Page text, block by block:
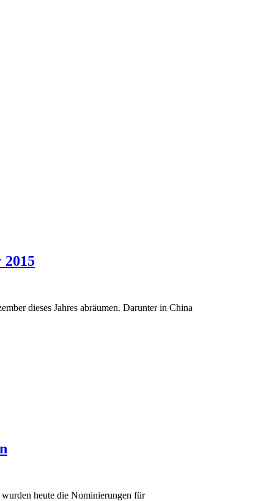
dieses Jahres abräumen. Darunter in China
heute die Nominierungen für